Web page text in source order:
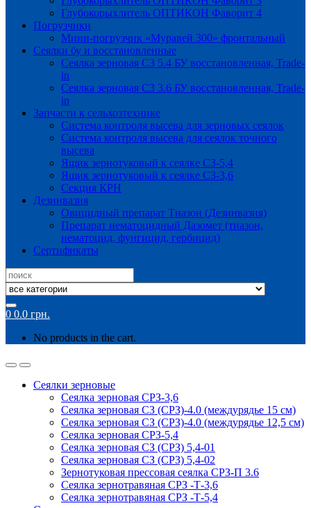
Глубокорыхлитель ОПТИКОН Фаворит 4
Погрузчики
Мини-погрузчик «Муравей 300» фронтальный
Сеялки бу и восстановленные
Сеялка зерновая СЗ 5.4 БУ восстановленная, Trade-
in
Сеялка зерновая СЗ 3.6 БУ восстановленная, Trade-
in
Запчасти к сельхозтехнике
Система контроля высева для зерновых сеялок
Система контроля высева для сеялок точного
высева
Ящик зернотуковый к сеялке СЗ-5,4
Ящик зернотуковый к сеялке СЗ-3,6
Секция КРН
Дезинвазия
Овицидный препарат Тиазон (Дезинвазия)
Препарат нематоцидный Дазомет (тиазон,
нематоцид, фунгицид, гербицид)
Сертификаты
Search
for:
0 0.0 грн.
No products in the cart.
Сеялки зерновые
Сеялка зерновая СРЗ-3,6
Сеялка зерновая СЗ (СРЗ)-4.0 (междурядье 15 см)
Сеялка зерновая СЗ (СРЗ)-4.0 (междурядье 12,5 см)
Сеялка зерновая СРЗ-5,4
Сеялка зерновая СЗ (СРЗ) 5,4-01
Сеялка зерновая СЗ (СРЗ) 5,4-02
Зернотуковая прессовая сеялка СРЗ-П 3.6
Сеялка зернотравяная СРЗ -Т-3,6
Сеялка зернотравяная СРЗ -Т-5,4